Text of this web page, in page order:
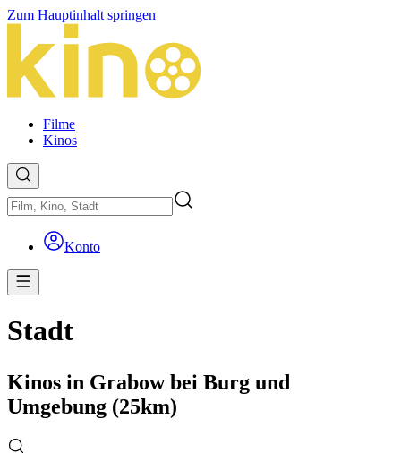
Zum Hauptinhalt springen
Filme
Kinos
Konto
Stadt
Kinos in Grabow bei Burg und
Umgebung (25km)